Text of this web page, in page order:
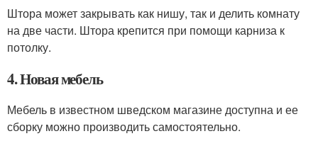
Штора может закрывать как нишу, так и делить комнату
на две части. Штора крепится при помощи карниза к
потолку.
4. Новая мебель
Мебель в известном шведском магазине доступна и ее
сборку можно производить самостоятельно.